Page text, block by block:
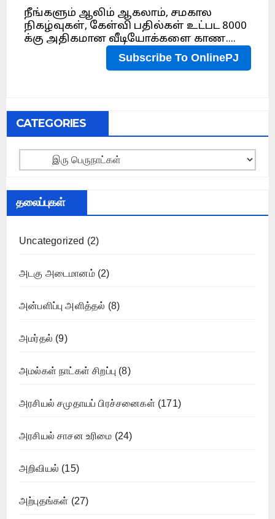
CATEGORIES
Categories
தலைப்புகள்
Uncategorized (2)
அடகு அடைமானம்(2)
அன்பளிப்பு அளித்தல் (8)
அமர்தல் (9)
அமல்கள் நாட்கள் சிறப்பு (8)
அரசியல் சமுதாயப் பிரச்சனைகள் (171)
அரசியல் சாசன உரிமை (24)
அறிவியல் (15)
அற்புதங்கள் (27)